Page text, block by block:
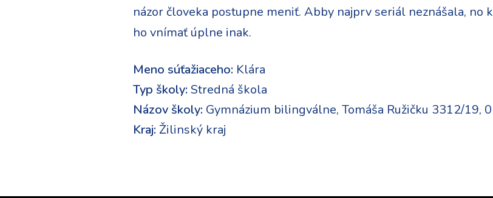
názor človeka postupne meniť. Abby najprv seriál neznášala, no
ho vnímať úplne inak.
Meno súťažiaceho: Klára
Typ školy: Stredná škola
Názov školy: Gymnázium bilingválne, Tomáša Ružičku 3312/19,
Kraj: Žilinský kraj